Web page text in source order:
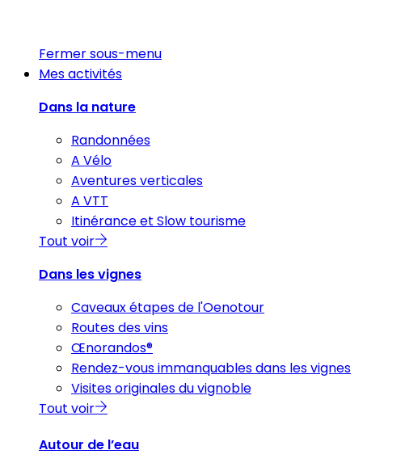
Fermer sous-menu
Mes activités
Dans la nature
Randonnées
A Vélo
Aventures verticales
A VTT
Itinérance et Slow tourisme
Tout voir
Dans les vignes
Caveaux étapes de l'Oenotour
Routes des vins
Œnorandos®
Rendez-vous immanquables dans les vignes
Visites originales du vignoble
Tout voir
Autour de l’eau